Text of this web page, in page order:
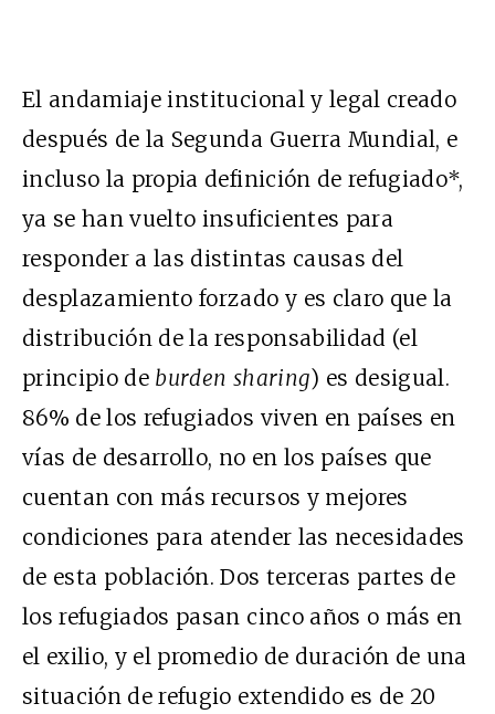
El andamiaje institucional y legal creado
después de la Segunda Guerra Mundial, e
incluso la propia definición de refugiado*,
ya se han vuelto insuficientes para
responder a las distintas causas del
desplazamiento forzado y es claro que la
distribución de la responsabilidad (el
principio de burden sharing) es desigual.
86% de los refugiados viven en países en
vías de desarrollo, no en los países que
cuentan con más recursos y mejores
condiciones para atender las necesidades
de esta población. Dos terceras partes de
los refugiados pasan cinco años o más en
el exilio, y el promedio de duración de una
situación de refugio extendido es de 20